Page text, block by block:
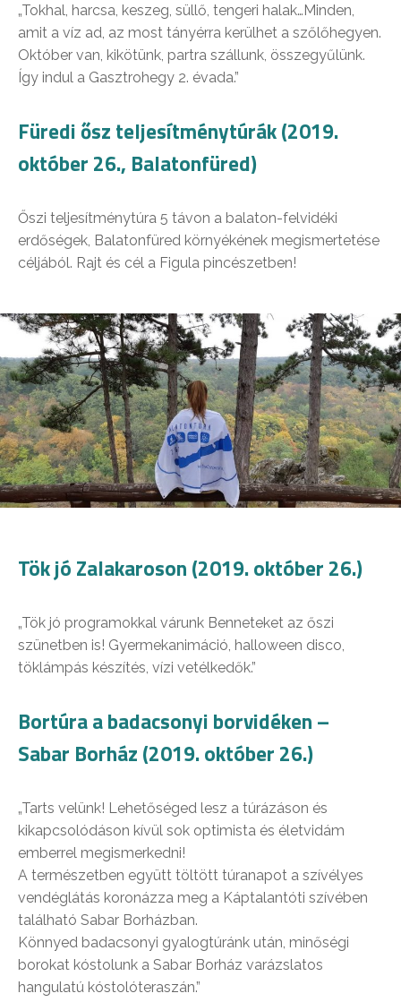
„Tokhal, harcsa, keszeg, süllő, tengeri halak…Minden,
amit a víz ad, az most tányérra kerülhet a szőlőhegyen.
Október van, kikötünk, partra szállunk, összegyűlünk.
Így indul a Gasztrohegy 2. évada.”
Füredi ősz teljesítménytúrák (2019.
október 26., Balatonfüred)
Őszi teljesítménytúra 5 távon a balaton-felvidéki
erdőségek, Balatonfüred környékének megismertetése
céljából. Rajt és cél a Figula pincészetben!
Tök jó Zalakaroson (2019. október 26.)
„Tök jó programokkal várunk Benneteket az őszi
szünetben is! Gyermekanimáció, halloween disco,
töklámpás készítés, vízi vetélkedők.”
Bortúra a badacsonyi borvidéken –
Sabar Borház (2019. október 26.)
„Tarts velünk! Lehetőséged lesz a túrázáson és
kikapcsolódáson kívül sok optimista és életvidám
emberrel megismerkedni!
A természetben együtt töltött túranapot a szívélyes
vendéglátás koronázza meg a Káptalantóti szívében
található Sabar Borházban.
Könnyed badacsonyi gyalogtúránk után, minőségi
borokat kóstolunk a Sabar Borház varázslatos
hangulatú kóstolóteraszán.”